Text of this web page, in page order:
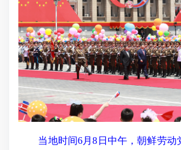
当地时间6月8日中午，朝鲜劳动